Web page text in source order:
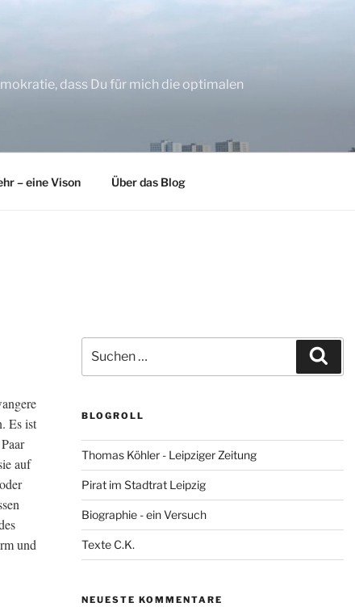
dass Du für mich die optimalen
– eine Vison Über das Blog
Es ist
auf
und
nach:
BLOGROLL
Thomas Köhler - Leipziger Zeitung
Pirat im Stadtrat Leipzig
Biographie - ein Versuch
Texte C.K.
NEUESTE KOMMENTARE